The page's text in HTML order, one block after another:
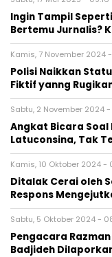
Sabtu, 17 Mei 2025 - 09:16
Ingin Tampil
Bertemu Jurnalis?
Kamis, 7 November 2024 -
Polisi Naikkan
Fiktif yanng
Sabtu, 2 November 2024 -
Angkat Bicara Soal
Latuconsina, Tak
Kamis, 10 Oktober 2024 -
Ditalak Cerai oleh
Respons
Sabtu, 5 Oktober 2024 -